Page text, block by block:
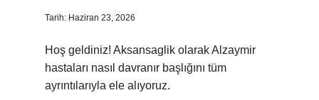
Tarih: Haziran 23, 2026
Hoş geldiniz! Aksansaglik olarak Alzaymir
hastaları nasıl davranır başlığını tüm
ayrıntılarıyla ele alıyoruz.